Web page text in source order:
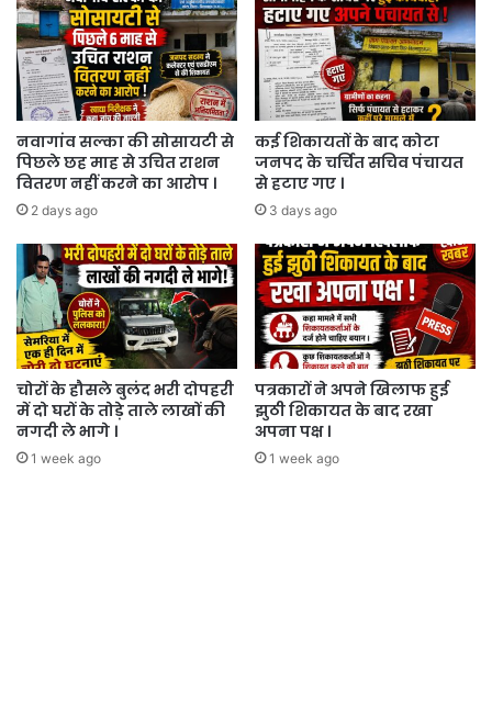
नवागांव सल्का की सोसायटी से
पिछले छह माह से उचित राशन
वितरण नहीं करने का आरोप ।
2 days ago
कई शिकायतों के बाद कोटा
जनपद के चर्चित सचिव पंचायत
से हटाए गए ।
3 days ago
चोरों के हौसले बुलंद भरी दोपहरी
में दो घरों के तोड़े ताले लाखों की
नगदी ले भागे ।
1 week ago
पत्रकारों ने अपने खिलाफ हुई
झुठी शिकायत के बाद रखा
अपना पक्ष ।
1 week ago